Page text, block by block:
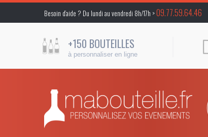
Besoin d’aide ? Du lundi au vendredi 8h/17h >09.77.59.64.46
+150 BOUTEILLES
à personnaliser en ligne